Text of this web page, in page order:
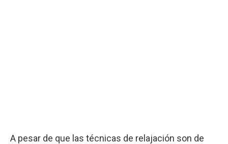
A pesar de que las técnicas de relajación son de